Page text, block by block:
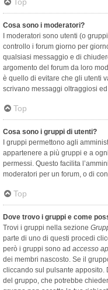
Cosa sono i moderatori?
I moderatori sono utenti (o
controllo i forum giorno per
qualsiasi messaggio e di
argomento del forum da loro
è quello di evitare che gli utenti
scrivano messaggi oltraggiosi
Top
Cosa sono i gruppi di utenti?
I gruppi permettono agli
appartenere a più gruppi e a
permessi. Questo facilita
moderatori per un forum, o di
Top
Dove trovo i gruppi e come
Trovi i gruppi nella sezione
parte di uno di questi procedi
però i gruppi sono ad accesso
dei membri nascosto. Se il
cliccando sul pulsante apposito.
del gruppo, che potrebbe